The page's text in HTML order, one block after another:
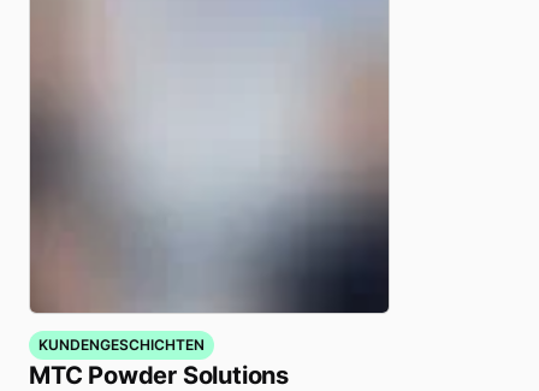
KUNDENGESCHICHTEN
MTC Powder Solutions